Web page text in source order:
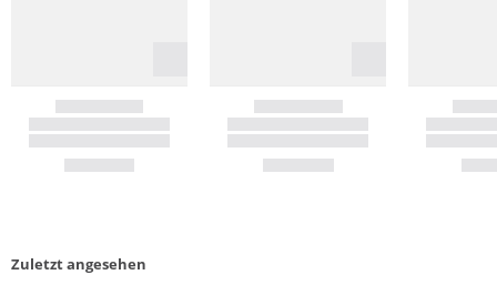
Zuletzt angesehen